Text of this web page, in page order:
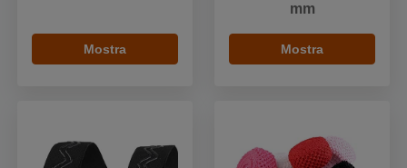
Mostra
mm
Mostra